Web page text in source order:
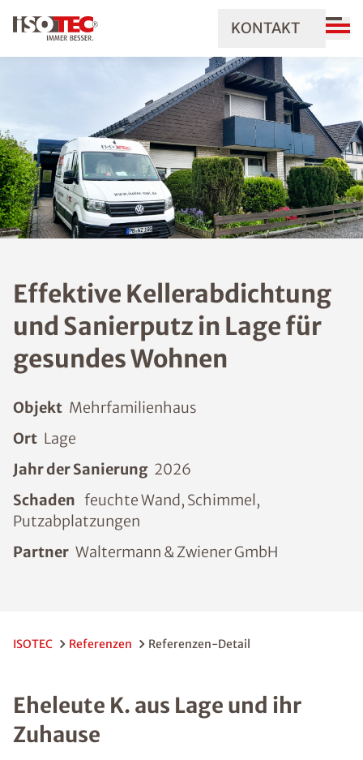
KONTAKT
Effektive Kellerabdichtung
und Sanierputz in Lage für
gesundes Wohnen
Objekt Mehrfamilienhaus
Ort Lage
Jahr der Sanierung 2026
Schaden feuchte Wand, Schimmel,
Putzabplatzungen
Partner Waltermann & Zwiener GmbH
ISOTEC Referenzen Referenzen-Detail
Eheleute K. aus Lage und ihr
Zuhause